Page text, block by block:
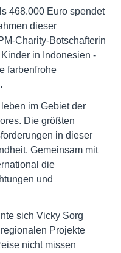
468.000 Euro spendet
dieser
Charity-Botschafterin
in Indonesien -
farbenfrohe
im Gebiet der
Die größten
in dieser
Gemeinsam mit
die
und
sich Vicky Sorg
Projekte
nicht missen